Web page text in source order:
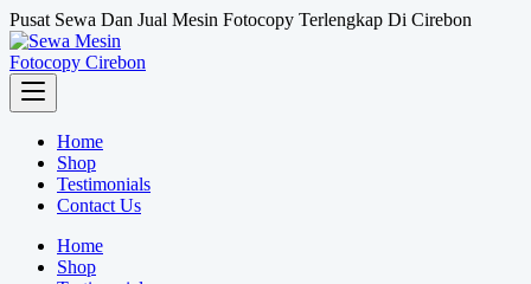
Skip
to
content
Pusat Sewa Dan Jual Mesin Fotocopy Terlengkap Di Cirebon
Home
Shop
Testimonials
Contact Us
Home
Shop